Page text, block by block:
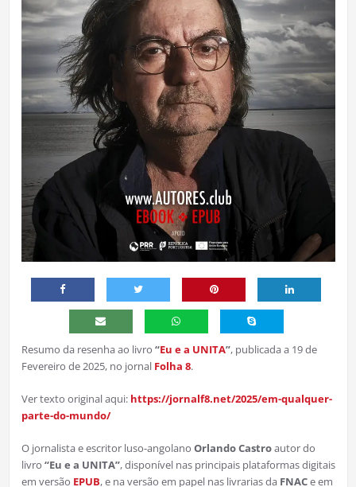
Resumo da resenha ao livro “Eu e a UNITA”, publicada a 19 de
Fevereiro de 2025, no jornal Folha 8.
Ver texto original aqui: https://jornalf8.net/2025/em-qualquer-
parte-do-mundo/
O jornalista e escritor luso-angolano Orlando Castroautor do
livro “Eu e a UNITA”, disponível nas principais plataformas digitais
em versão EPUB, e na versão em papel nas livrarias da FNACe em